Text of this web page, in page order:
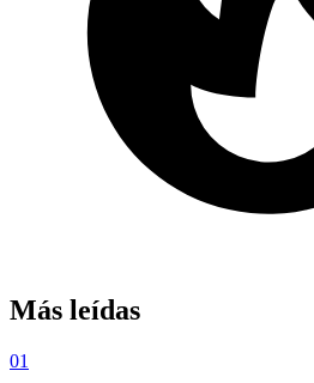
Más leídas
01